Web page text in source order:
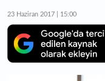
23 Haziran 2017 | 15:00